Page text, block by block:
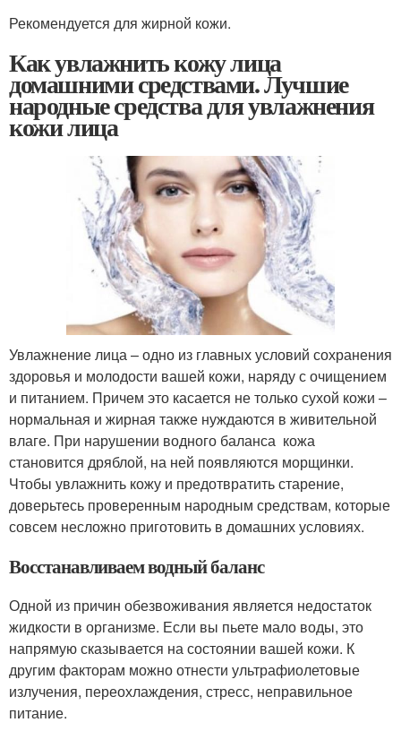
Рекомендуется для жирной кожи.
Как увлажнить кожу лица
домашними средствами. Лучшие
народные средства для увлажнения
кожи лица
Увлажнение лица – одно из главных условий сохранения
здоровья и молодости вашей кожи, наряду с очищением
и питанием. Причем это касается не только сухой кожи –
нормальная и жирная также нуждаются в живительной
влаге. При нарушении водного баланса кожа
становится дряблой, на ней появляются морщинки.
Чтобы увлажнить кожу и предотвратить старение,
доверьтесь проверенным народным средствам, которые
совсем несложно приготовить в домашних условиях.
Восстанавливаем водный баланс
Одной из причин обезвоживания является недостаток
жидкости в организме. Если вы пьете мало воды, это
напрямую сказывается на состоянии вашей кожи. К
другим факторам можно отнести ультрафиолетовые
излучения, переохлаждения, стресс, неправильное
питание.